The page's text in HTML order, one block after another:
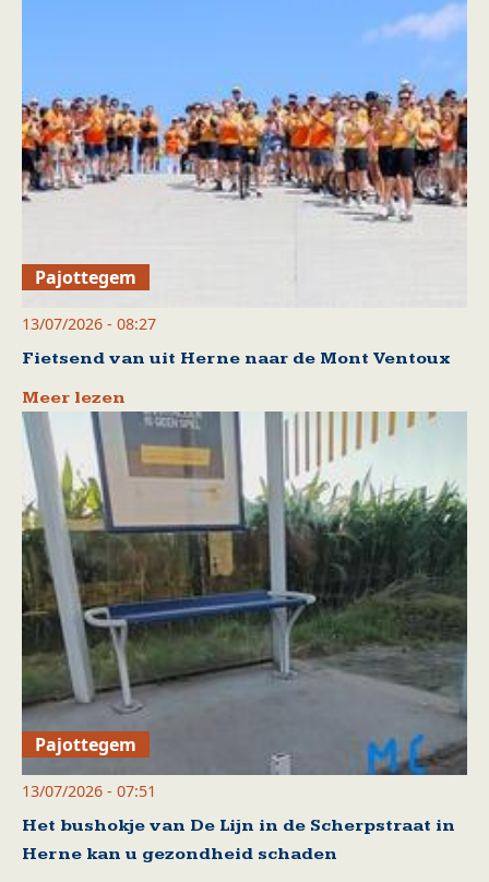
Pajottegem
13/07/2026 - 08:27
Fietsend van uit Herne naar de Mont Ventoux
Meer lezen
Pajottegem
13/07/2026 - 07:51
Het bushokje van De Lijn in de Scherpstraat in
Herne kan u gezondheid schaden